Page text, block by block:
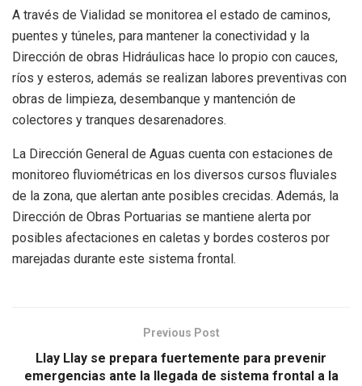
A través de Vialidad se monitorea el estado de caminos,
puentes y túneles, para mantener la conectividad y la
Dirección de obras Hidráulicas hace lo propio con cauces,
ríos y esteros, además se realizan labores preventivas con
obras de limpieza, desembanque y mantención de
colectores y tranques desarenadores.
La Dirección General de Aguas cuenta con estaciones de
monitoreo fluviométricas en los diversos cursos fluviales
de la zona, que alertan ante posibles crecidas. Además, la
Dirección de Obras Portuarias se mantiene alerta por
posibles afectaciones en caletas y bordes costeros por
marejadas durante este sistema frontal.
Previous Post
Llay Llay se prepara fuertemente para prevenir
emergencias ante la llegada de sistema frontal a la